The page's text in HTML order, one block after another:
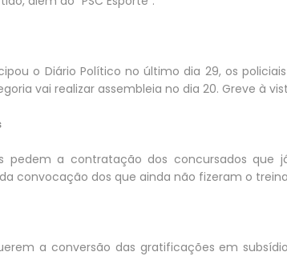
o Diário Político no último dia 29, os
vai realizar assembleia no dia 20. Greve à
pedem a contratação dos concursados
convocação dos que ainda não fizeram o
a conversão das gratificações em